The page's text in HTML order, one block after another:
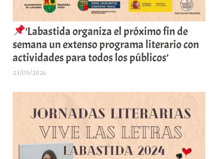
’Labastida organiza el próximo fin de
semana un extenso programa literario con
actividades para todos los públicos’
23/09/2024
b
E